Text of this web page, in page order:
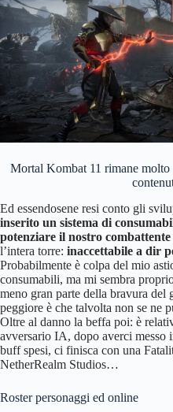
Mortal Kombat 11 rimane
Ed essendosene resi conto gli
inserito un sistema di
potenziare il nostro combattente
l’intera torre: inaccettabile a dir
Probabilmente è colpa del mio
consumabili, ma mi sembra
meno gran parte della bravura del
peggiore è che talvolta non se ne
Oltre al danno la beffa poi: è
avversario IA, dopo averci messo
buff spesi, ci finisca con una
NetherRealm Studios…
Roster personaggi ed online